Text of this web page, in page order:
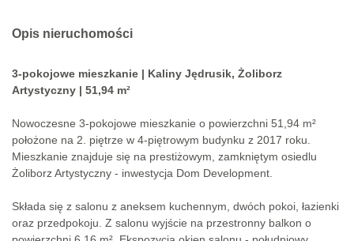
Opis nieruchomości
3-pokojowe mieszkanie | Kaliny Jędrusik, Żoliborz
Artystyczny | 51,94 m²
Nowoczesne 3-pokojowe mieszkanie o powierzchni 51,94 m²
położone na 2. piętrze w 4-piętrowym budynku z 2017 roku.
Mieszkanie znajduje się na prestiżowym, zamkniętym osiedlu
Żoliborz Artystyczny - inwestycja Dom Development.
Składa się z salonu z aneksem kuchennym, dwóch pokoi, łazienki
oraz przedpokoju. Z salonu wyjście na przestronny balkon o